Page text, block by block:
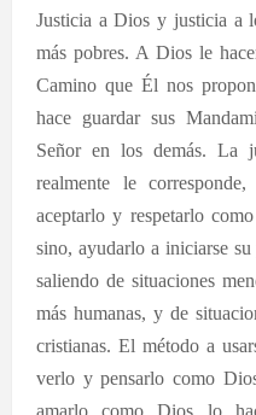
Justicia a Dios y justicia a
más pobres. A Dios le
Camino que Él nos
hace guardar sus
Señor en los demás. La
realmente le
aceptarlo y respetarlo
sino, ayudarlo a iniciarse
saliendo de situaciones
más humanas, y de
cristianas. El método a
verlo y pensarlo como
amarlo como Dios lo